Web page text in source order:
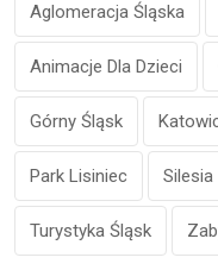
Aglomeracja Śląska
Animacje Dla Dzieci
Górny Śląsk
Park Lisiniec Silesia
Turystyka Śląsk